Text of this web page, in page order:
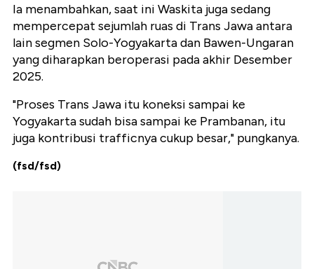
Ia menambahkan, saat ini Waskita juga sedang
mempercepat sejumlah ruas di Trans Jawa antara
lain segmen Solo-Yogyakarta dan Bawen-Ungaran
yang diharapkan beroperasi pada akhir Desember
2025.
"Proses Trans Jawa itu koneksi sampai ke
Yogyakarta sudah bisa sampai ke Prambanan, itu
juga kontribusi trafficnya cukup besar," pungkanya.
(fsd/fsd)